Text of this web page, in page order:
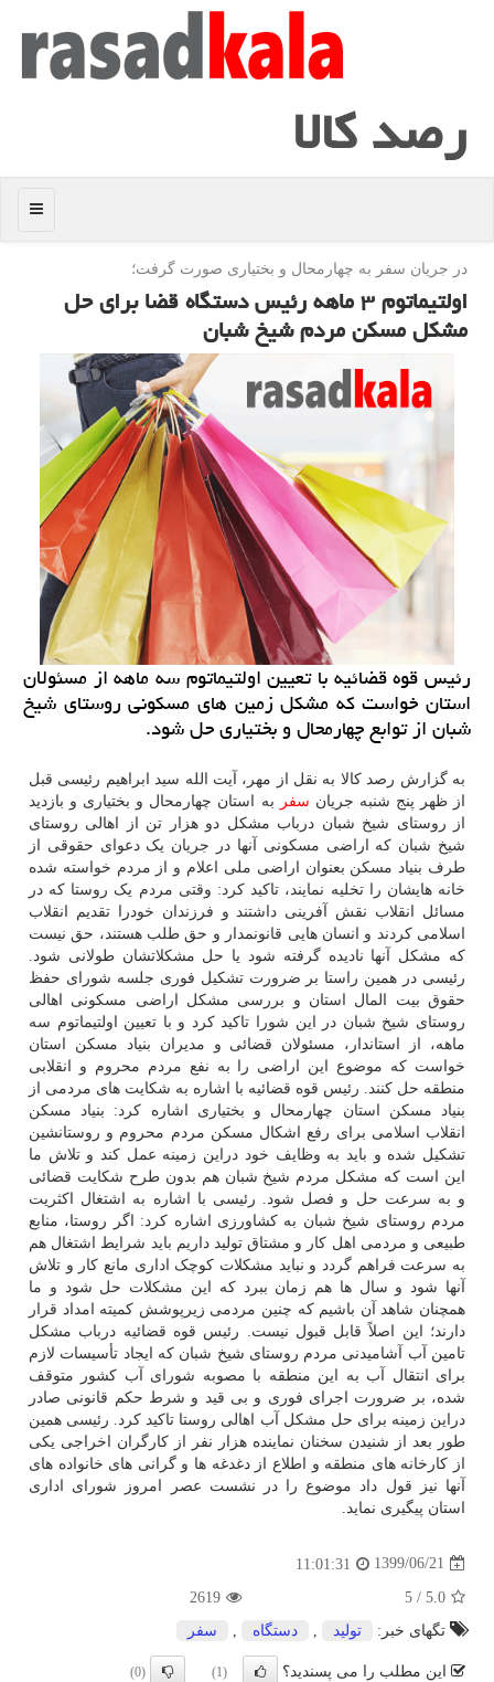
رصد كالا
منو
در جریان سفر به چهارمحال و بختیاری صورت گرفت؛
اولتیماتوم ۳ ماهه رئیس دستگاه قضا برای حل
مشكل مسكن مردم شیخ شبان
رئیس قوه قضائیه با تعیین اولتیماتوم سه ماهه از مسئولان
استان خواست كه مشكل زمین های مسكونی روستای شیخ
شبان از توابع چهارمحال و بختیاری حل شود.
به گزارش رصد کالا به نقل از مهر، آیت الله سید ابراهیم رئیسی قبل
از ظهر پنج شنبه جریان سفر
به استان چهارمحال و بختیاری و بازدید
از روستای شیخ شبان درباب مشکل دو هزار تن از اهالی روستای
شیخ شبان که اراضی مسکونی آنها در جریان یک دعوای حقوقی از
طرف بنیاد مسکن بعنوان اراضی ملی اعلام و از مردم خواسته شده
خانه هایشان را تخلیه نمایند، تاکید کرد: وقتی مردم یک روستا که در
مسائل انقلاب نقش آفرینی داشتند و فرزندان خودرا تقدیم انقلاب
اسلامی کردند و انسان هایی قانونمدار و حق طلب هستند، حق نیست
که مشکل آنها نادیده گرفته شود یا حل مشکلاتشان طولانی شود.
رئیسی در همین راستا بر ضرورت تشکیل فوری جلسه شورای حفظ
حقوق بیت المال استان و بررسی مشکل اراضی مسکونی اهالی
روستای شیخ شبان در این شورا تاکید کرد و با تعیین اولتیماتوم سه
ماهه، از استاندار، مسئولان قضائی و مدیران بنیاد مسکن استان
خواست که موضوع این اراضی را به نفع مردم محروم و انقلابی
منطقه حل کنند. رئیس قوه قضائیه با اشاره به شکایت های مردمی از
بنیاد مسکن استان چهارمحال و بختیاری اشاره کرد: بنیاد مسکن
انقلاب اسلامی برای رفع اشکال مسکن مردم محروم و روستانشین
تشکیل شده و باید به وظایف خود دراین زمینه عمل کند و تلاش ما
این است که مشکل مردم شیخ شبان هم بدون طرح شکایت قضائی
و به سرعت حل و فصل شود. رئیسی با اشاره به اشتغال اکثریت
مردم روستای شیخ شبان به کشاورزی اشاره کرد: اگر روستا، منابع
طبیعی و مردمی اهل کار و مشتاق تولید داریم باید شرایط اشتغال هم
به سرعت فراهم گردد و نباید مشکلات کوچک اداری مانع کار و تلاش
آنها شود و سال ها هم زمان ببرد که این مشکلات حل شود و ما
همچنان شاهد آن باشیم که چنین مردمی زیرپوشش کمیته امداد قرار
دارند؛ این اصلاً قابل قبول نیست. رئیس قوه قضائیه درباب مشکل
تامین آب آشامیدنی مردم روستای شیخ شبان که ایجاد تأسیسات لازم
برای انتقال آب به این منطقه با مصوبه شورای آب کشور متوقف
شده، بر ضرورت اجرای فوری و بی قید و شرط حکم قانونی صادر
دراین زمینه برای حل مشکل آب اهالی روستا تاکید کرد. رئیسی همین
طور بعد از شنیدن سخنان نماینده هزار نفر از کارگران اخراجی یکی
از کارخانه های منطقه و اطلاع از دغدغه ها و گرانی های خانواده های
آنها نیز قول داد موضوع را در نشست عصر امروز شورای اداری
استان پیگیری نماید.
1399/06/21
11:01:31
5.0
/
5
2619
تگهای خبر:
تولید دستگاه سفر
این مطلب را می پسندید؟ (1)
(0)